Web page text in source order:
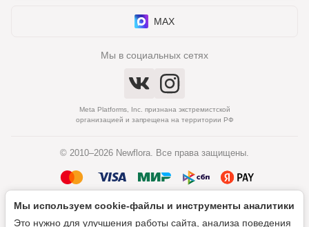
MAX
Мы в социальных сетях
Meta Platforms, Inc. признана экстремистской
организацией и запрещена на территории РФ
© 2010–2026 Newflora. Все права защищены.
Политика обработки персональных данных
Мы используем cookie‑файлы и инструменты аналитики
Это нужно для улучшения работы сайта, анализа поведения